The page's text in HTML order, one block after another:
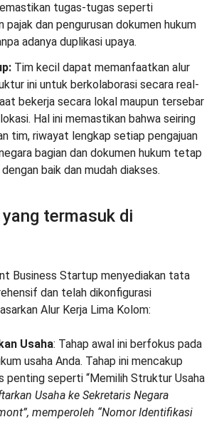
tugas-tugas seperti
pajak dan pengurusan dokumen hukum
adanya duplikasi upaya.
Tim kecil dapat memanfaatkan alur
ini untuk berkolaborasi secara real-
bekerja secara lokal maupun tersebar
Hal ini memastikan bahwa seiring
tim, riwayat lengkap setiap pengajuan
bagian dan dokumen hukum tetap
baik dan mudah diakses.
termasuk di
Business Startup menyediakan tata
dan telah dikonfigurasi
Alur Kerja Lima Kolom:
Usaha: Tahap awal ini berfokus pada
usaha Anda. Tahap ini mencakup
penting seperti “Memilih Struktur Usaha
Usaha ke Sekretaris Negara
memperoleh “Nomor Identifikasi